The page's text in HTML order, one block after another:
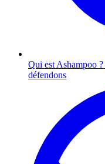
Qui est Ashampoo ?
défendons